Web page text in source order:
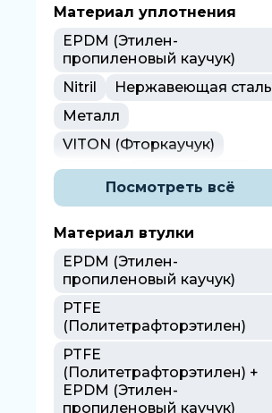
Сталь
Сталь литейная
Чугун
Материал уплотнения
EPDM (Этилен-
пропиленовый каучук)
Nitril
Нержавеющая сталь
Металл
VITON (Фторкаучук)
Silicone
PTFE (Тефлон)
NBR WHITE (Бутадиен-
FKM
NBR CARBOX (Бутадиен-
нитрильный каучук)
NBR CARBOX
Посмотреть всё
Материал втулки
EPDM (Этилен-
пропиленовый каучук)
PTFE
(Политетрафторэтилен)
PTFE
(Политетрафторэтилен) +
EPDM (Этилен-
пропиленовый каучук)